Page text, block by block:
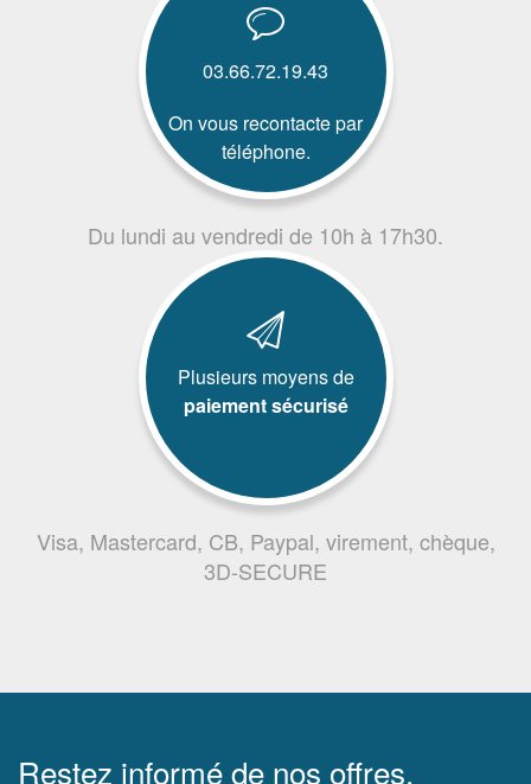
03.66.72.19.43
On vous recontacte par
téléphone.
Du lundi au vendredi de 10h à 17h30.
Plusieurs moyens de
paiement sécurisé
Visa, Mastercard, CB, Paypal, virement, chèque,
3D-SECURE
Restez informé de nos offres,